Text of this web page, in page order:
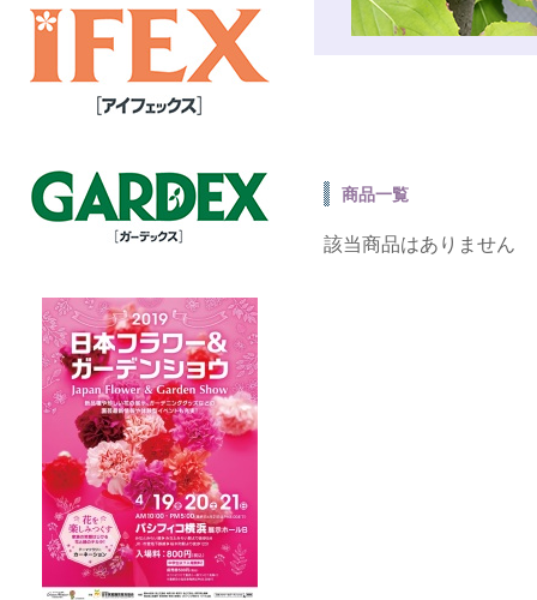
商品一覧
該当商品はありません